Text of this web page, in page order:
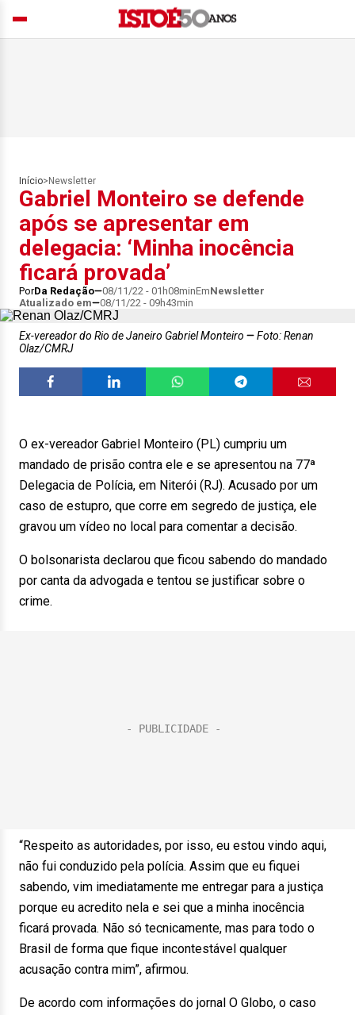
Início> Newsletter
Gabriel Monteiro se defende
após se apresentar em
delegacia: ‘Minha inocência
ficará provada’
PorDa Redação 08/11/22 - 01h08minEmNewsletter
Atualizado em
08/11/22 - 09h43min
Ex-vereador do Rio de Janeiro Gabriel Monteiro
Foto: Renan
Olaz/CMRJ
O ex-vereador Gabriel Monteiro (PL) cumpriu um
mandado de prisão contra ele e se apresentou na 77ª
Delegacia de Polícia, em Niterói (RJ). Acusado por um
caso de estupro, que corre em segredo de justiça, ele
gravou um vídeo no local para comentar a decisão.
O bolsonarista declarou que ficou sabendo do mandado
por canta da advogada e tentou se justificar sobre o
crime.
“Respeito as autoridades, por isso, eu estou vindo aqui,
não fui conduzido pela polícia. Assim que eu fiquei
sabendo, vim imediatamente me entregar para a justiça
porque eu acredito nela e sei que a minha inocência
ficará provada. Não só tecnicamente, mas para todo o
Brasil de forma que fique incontestável qualquer
acusação contra mim”, afirmou.
De acordo com informações do jornal O Globo, o caso